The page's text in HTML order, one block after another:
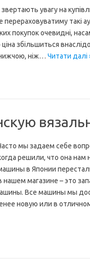
увагу на
перераховуватиму такі
покупок очевидні,
ціна збільшиться
нижчою, ніж… Читати далі
мы задаем себе
решили, что она
в Японии
магазине – это
Все машины мы
новую или в